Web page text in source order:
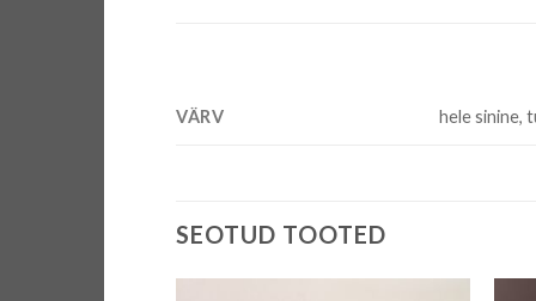
VÄRV hele sinine,
SEOTUD TOOTED